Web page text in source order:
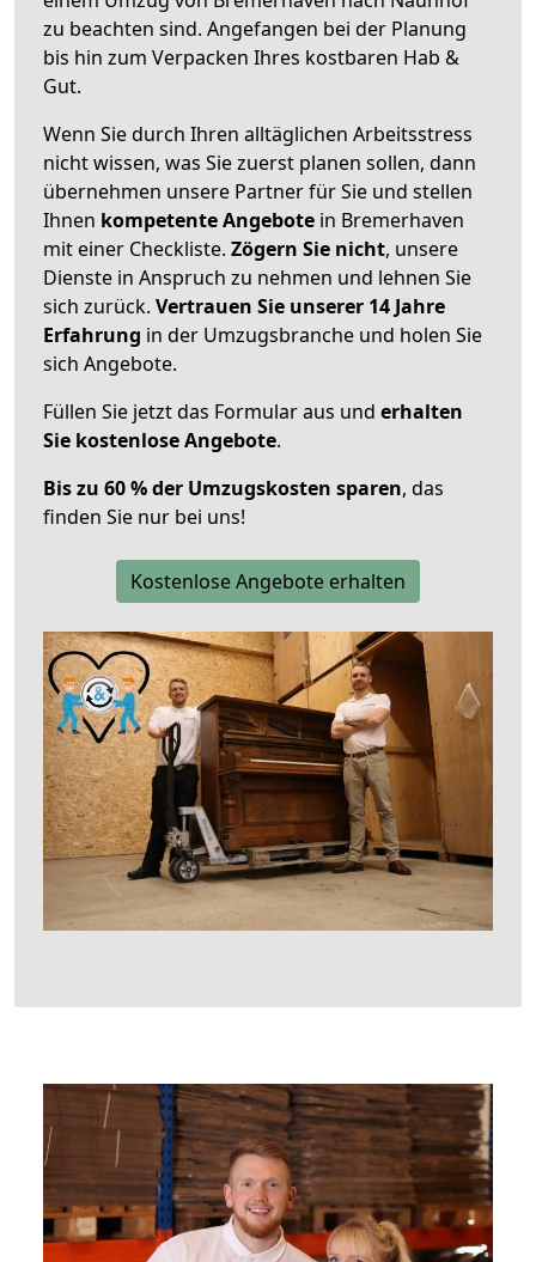
zu beachten sind. Angefangen bei der Planung
bis hin zum Verpacken Ihres kostbaren Hab &
Gut.
Wenn Sie durch Ihren alltäglichen Arbeitsstress
nicht wissen, was Sie zuerst planen sollen, dann
übernehmen unsere Partner für Sie und stellen
Ihnen kompetente Angebote in Bremerhaven
mit einer Checkliste. Zögern Sie nicht, unsere
Dienste in Anspruch zu nehmen und lehnen Sie
sich zurück. Vertrauen Sie unserer 14 Jahre
Erfahrung in der Umzugsbranche und holen Sie
sich Angebote.
Füllen Sie jetzt das Formular aus und erhalten
Sie kostenlose Angebote.
Bis zu 60 % der Umzugskosten sparen, das
finden Sie nur bei uns!
Kostenlose Angebote erhalten